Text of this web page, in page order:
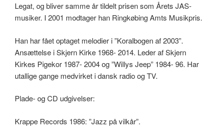
Legat, og bliver samme år tildelt prisen som Årets JAS-
musiker. I 2001 modtager han Ringkøbing Amts Musikpris.
Han har fået optaget melodier i ”Koralbogen af 2003”.
Ansættelse i Skjern Kirke 1968- 2014. Leder af Skjern
Kirkes Pigekor 1987- 2004 og ”Willys Jeep” 1984- 96. Har
utallige gange medvirket i dansk radio og TV.
Plade- og CD udgivelser:
Krappe Records 1986: ”Jazz på vilkår”.